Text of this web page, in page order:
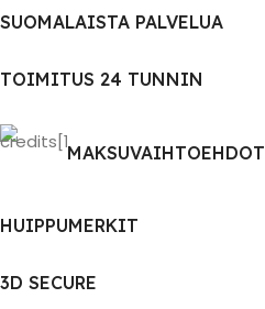
SUOMALAISTA PALVELUA
TOIMITUS 24 TUNNIN
MAKSUVAIHTOEHDOT
HUIPPUMERKIT
3D SECURE